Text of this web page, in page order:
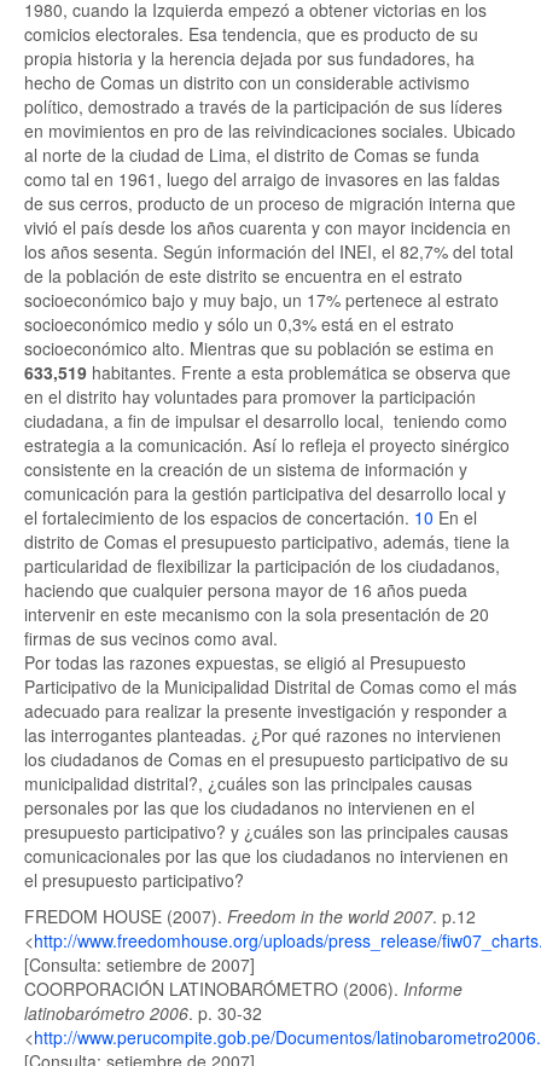
1980, cuando la Izquierda empezó a obtener victorias en los
comicios electorales. Esa tendencia, que es producto de su
propia historia y la herencia dejada por sus fundadores, ha
hecho de Comas un distrito con un considerable activismo
político, demostrado a través de la participación de sus líderes
en movimientos en pro de las reivindicaciones sociales. Ubicado
al norte de la ciudad de Lima, el distrito de Comas se funda
como tal en 1961, luego del arraigo de invasores en las faldas
de sus cerros, producto de un proceso de migración interna que
vivió el país desde los años cuarenta y con mayor incidencia en
los años sesenta. Según información del INEI, el 82,7% del total
de la población de este distrito se encuentra en el estrato
socioeconómico bajo y muy bajo, un 17% pertenece al estrato
socioeconómico medio y sólo un 0,3% está en el estrato
socioeconómico alto. Mientras que su población se estima en
633,519 habitantes. Frente a esta problemática se observa que
en el distrito hay voluntades para promover la participación
ciudadana, a fin de impulsar el desarrollo local, teniendo como
estrategia a la comunicación. Así lo refleja el proyecto sinérgico
consistente en la creación de un sistema de información y
comunicación para la gestión participativa del desarrollo local y
el fortalecimiento de los espacios de concertación. 10 En el
distrito de Comas el presupuesto participativo, además, tiene la
particularidad de flexibilizar la participación de los ciudadanos,
haciendo que cualquier persona mayor de 16 años pueda
intervenir en este mecanismo con la sola presentación de 20
firmas de sus vecinos como aval.
Por todas las razones expuestas, se eligió al Presupuesto
Participativo de la Municipalidad Distrital de Comas como el más
adecuado para realizar la presente investigación y responder a
las interrogantes planteadas. ¿Por qué razones no intervienen
los ciudadanos de Comas en el presupuesto participativo de su
municipalidad distrital?, ¿cuáles son las principales causas
personales por las que los ciudadanos no intervienen en el
presupuesto participativo? y ¿cuáles son las principales causas
comunicacionales por las que los ciudadanos no intervienen en
el presupuesto participativo?
FREDOM HOUSE (2007). Freedom in the world 2007. p.12
<http://www.freedomhouse.org/uploads/press_release/
[Consulta: setiembre de 2007]
COORPORACIÓN LATINOBARÓMETRO (2006). Informe
latinobarómetro 2006. p. 30-32
<http://www.perucompite.gob.pe/Documentos/
[Consulta: setiembre de 2007]